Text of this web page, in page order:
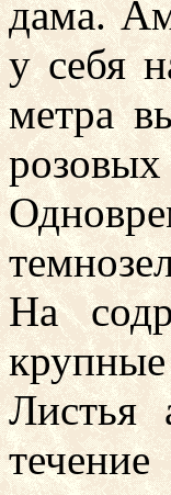
дама.
у себя
метра
На
крупные
Листья